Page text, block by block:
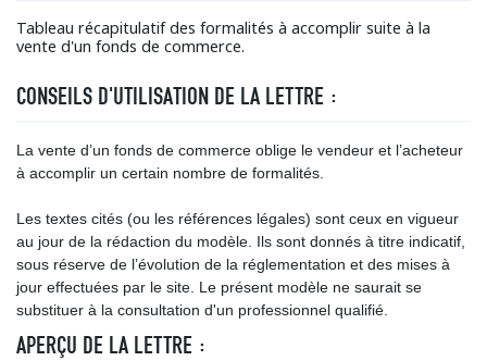
Tableau récapitulatif des formalités à accomplir suite à la
vente d'un fonds de commerce.
CONSEILS D'UTILISATION DE LA LETTRE :
La vente d’un fonds de commerce oblige le vendeur et l’acheteur
à accomplir un certain nombre de formalités.
Les textes cités (ou les références légales) sont ceux en vigueur
au jour de la rédaction du modèle. Ils sont donnés à titre indicatif,
sous réserve de l’évolution de la réglementation et des mises à
jour effectuées par le site. Le présent modèle ne saurait se
substituer à la consultation d'un professionnel qualifié.
APERÇU DE LA LETTRE :